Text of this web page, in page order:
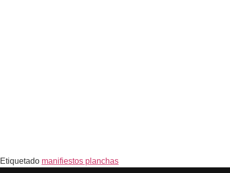
Etiquetado manifiestos planchas